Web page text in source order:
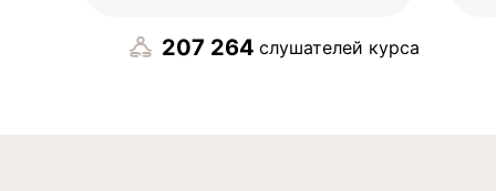
207 264 слушателей курса